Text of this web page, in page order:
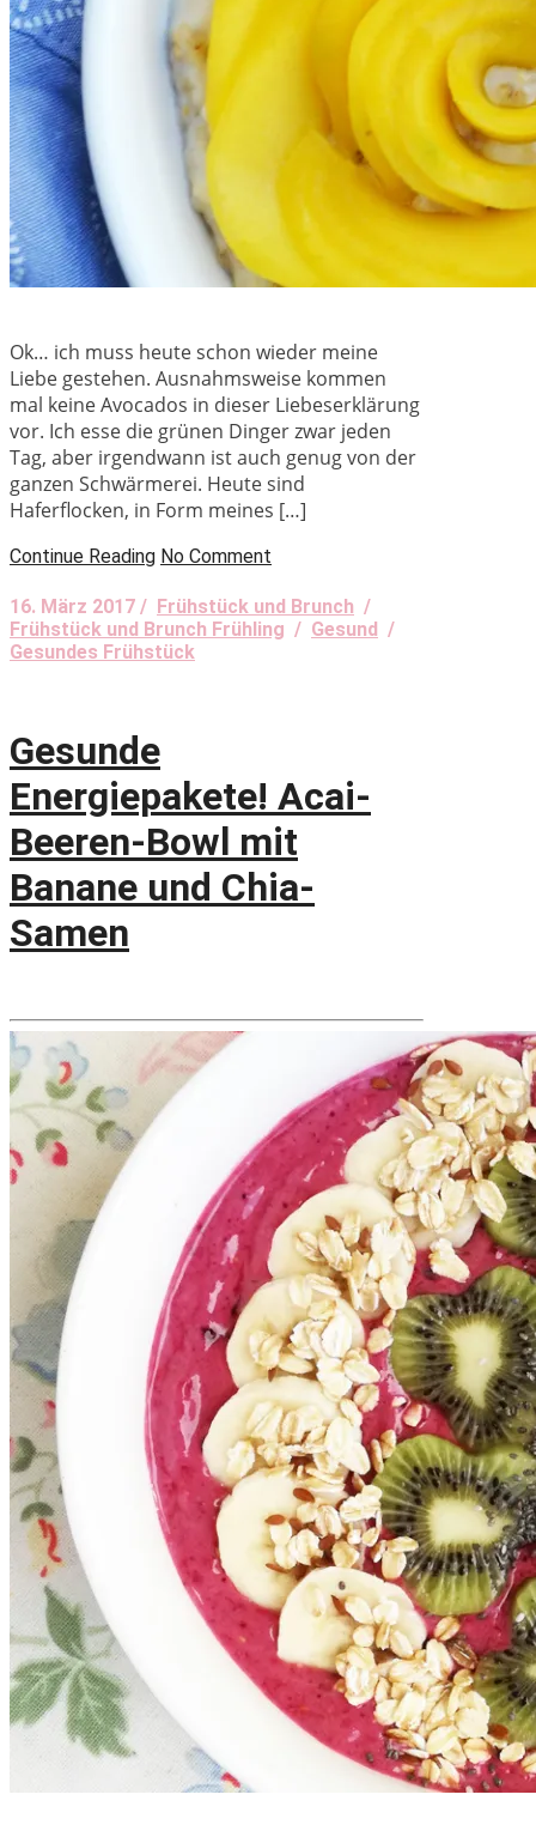
Ok… ich muss heute schon wieder meine
Liebe gestehen. Ausnahmsweise kommen
mal keine Avocados in dieser Liebeserklärung
vor. Ich esse die grünen Dinger zwar jeden
Tag, aber irgendwann ist auch genug von der
ganzen Schwärmerei. Heute sind
Haferflocken, in Form meines […]
Continue Reading No Comment
16. März 2017 / Frühstück und Brunch /
Frühstück und Brunch Frühling / Gesund /
Gesundes Frühstück
Gesunde
Energiepakete! Acai-
Beeren-Bowl mit
Banane und Chia-
Samen